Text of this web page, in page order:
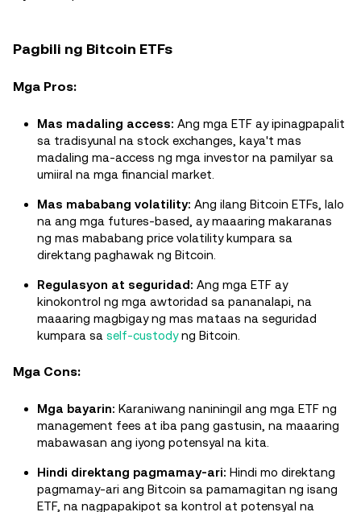
Pagbili ng Bitcoin ETFs
Mga Pros:
Mas madaling access: Ang mga ETF ay ipinagpapalit
sa tradisyunal na stock exchanges, kaya't mas
madaling ma-access ng mga investor na pamilyar sa
umiiral na mga financial market.
Mas mababang volatility: Ang ilang Bitcoin ETFs, lalo
na ang mga futures-based, ay maaaring makaranas
ng mas mababang price volatility kumpara sa
direktang paghawak ng Bitcoin.
Regulasyon at seguridad: Ang mga ETF ay
kinokontrol ng mga awtoridad sa pananalapi, na
maaaring magbigay ng mas mataas na seguridad
kumpara sa self-custodyng Bitcoin.
Mga Cons:
Mga bayarin: Karaniwang naniningil ang mga ETF ng
management fees at iba pang gastusin, na maaaring
mabawasan ang iyong potensyal na kita.
Hindi direktang pagmamay-ari: Hindi mo direktang
pagmamay-ari ang Bitcoin sa pamamagitan ng isang
ETF, na nagpapakipot sa kontrol at potensyal na